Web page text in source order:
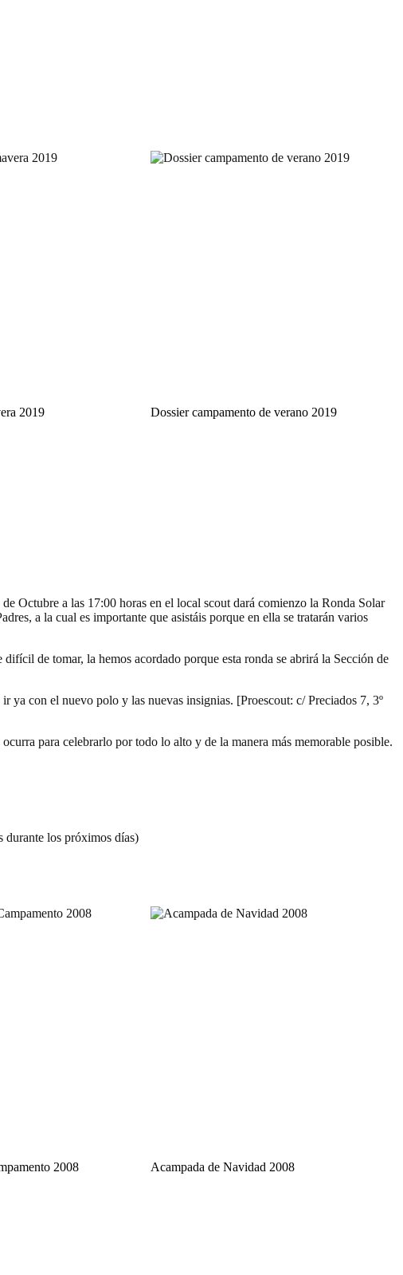
2019 Dossier campamento de verano 2019
Octubre a las 17:00 horas en el local scout dará comienzo la Ronda Solar
a la cual es importante que asistáis porque en ella se tratarán varios
de tomar, la hemos acordado porque esta ronda se abrirá la Sección de
ya con el nuevo polo y las nuevas insignias. [Proescout: c/ Preciados 7, 3º
para celebrarlo por todo lo alto y de la manera más memorable posible.
durante los próximos días)
2008 Acampada de Navidad 2008